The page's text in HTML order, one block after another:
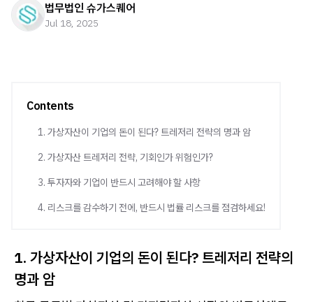
법무법인 슈가스퀘어
Jul 18, 2025
Contents
1. 가상자산이 기업의 돈이 된다? 트레저리 전략의 명과 암
2. 가상자산 트레저리 전략, 기회인가 위험인가?
3. 투자자와 기업이 반드시 고려해야 할 사항
4. 리스크를 감수하기 전에, 반드시 법률 리스크를 점검하세요!
1. 가상자산이 기업의 돈이 된다? 트레저리 전략의
명과 암